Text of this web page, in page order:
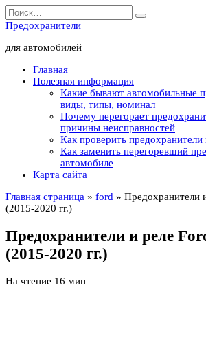
Перейти
к
содержанию
Search
for:
Предохранители
для автомобилей
Главная
Полезная информация
Какие бывают автомобильные
виды, типы, номинал
Почему перегорает
причины неисправностей
Как проверить предохранители
Как заменить перегоревший
автомобиле
Карта сайта
Главная страница » ford » Предохранители
(2015-2020 гг.)
Предохранители и реле
(2015-2020 гг.)
На чтение 16 мин